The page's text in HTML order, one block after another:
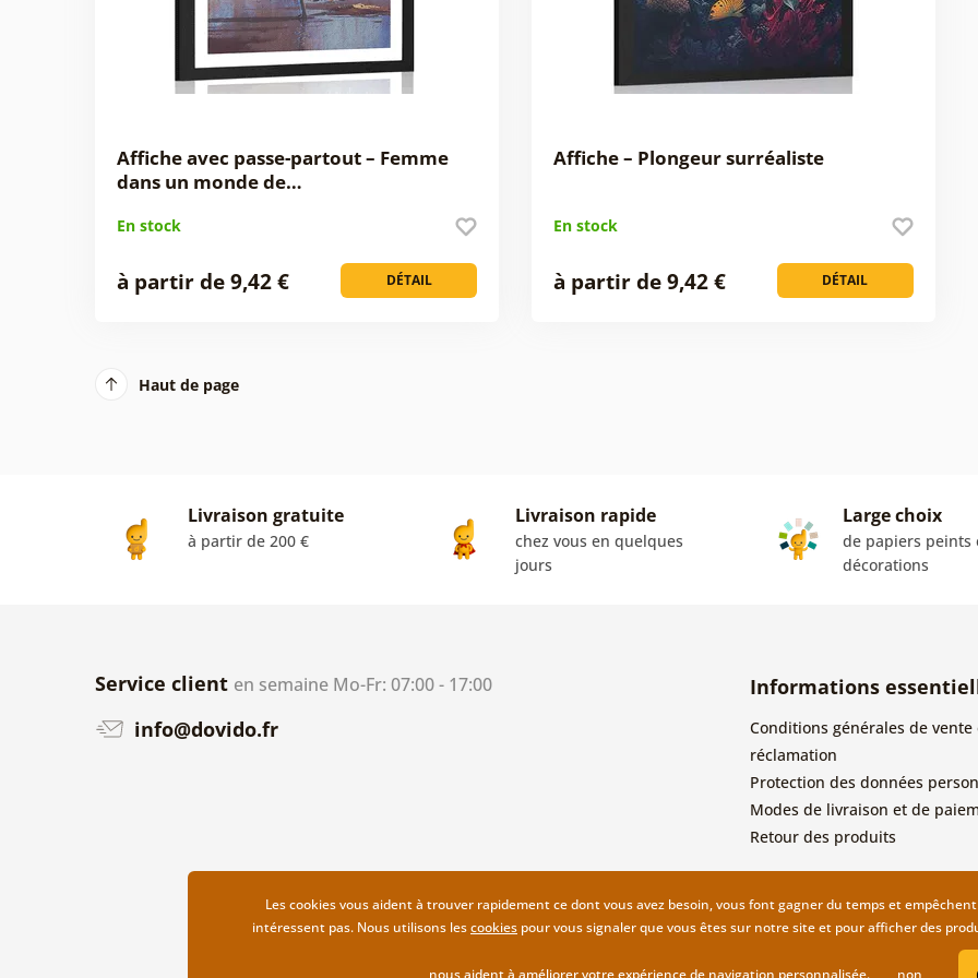
Affiche avec passe-partout – Femme
dans un monde de…
En stock
DÉTAIL
à partir de 9,42 €
Affiche – Plongeur surréaliste
En stock
DÉTAIL
à partir de 9,42 €
Haut de page
Livraison gratuite
à partir de 200 €
Livraison rapide
chez vous en quelques
jours
Large choix
de papiers peints
décorations
Service client en semaine Mo-Fr: 07:00 - 17:00
info@dovido.fr
Informations
Conditions générales de vente
réclamation
Protection des données
Modes de livraison et de
Retour des produits
Les cookies vous aident à trouver rapidement ce dont vous avez besoin, vous font gagner du temps et
intéressent pas. Nous utilisons lescookies pour vous signaler que vous êtes sur notre site et pour afficher des
nous aident à améliorer votre expérience de navigation personnalisée. non